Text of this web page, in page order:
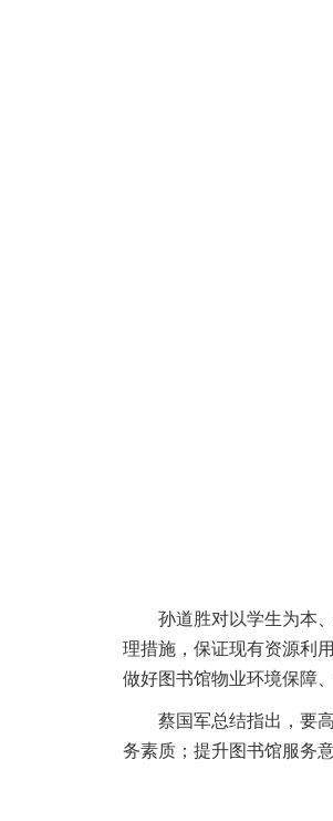
孙道胜对以学生为本
理措施，保证现有资源利
做好图书馆物业环境保障
蔡国军总结指出，要
务素质；提升图书馆服务